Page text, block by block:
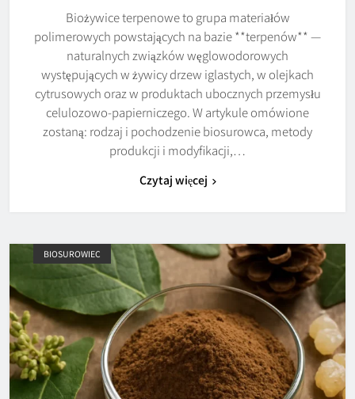
Biożywice terpenowe to grupa materiałów
polimerowych powstających na bazie **terpenów** —
naturalnych związków węglowodorowych
występujących w żywicy drzew iglastych, w olejkach
cytrusowych oraz w produktach ubocznych przemysłu
celulozowo-papierniczego. W artykule omówione
zostaną: rodzaj i pochodzenie biosurowca, metody
produkcji i modyfikacji,…
Czytaj więcej
BIOSUROWIEC